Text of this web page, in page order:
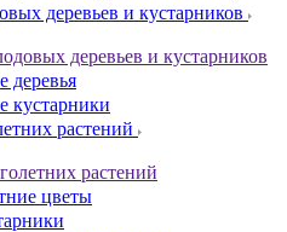
деревьев и кустарников
деревьев и кустарников
деревья
кустарники
растений
растений
цветы